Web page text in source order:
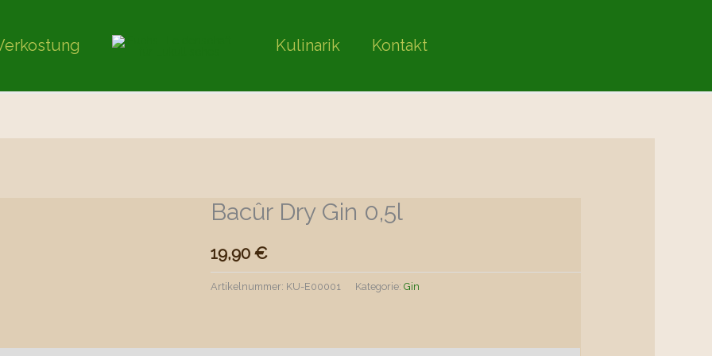
Kulinarik Kontakt
Bacûr Dry Gin 0,5l
19,90 €
Artikelnummer: KU-E00001 Kategorie: Gin